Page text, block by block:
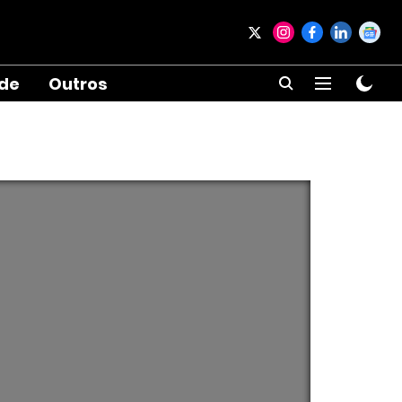
Outros